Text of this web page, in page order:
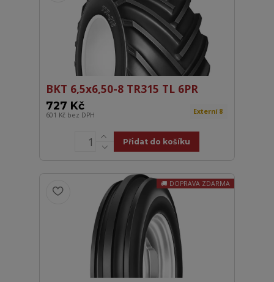
BKT 6,5x6,50-8 TR315 TL 6PR
727 Kč
601 Kč bez DPH Externí 8
Přidat do košíku
DOPRAVA ZDARMA